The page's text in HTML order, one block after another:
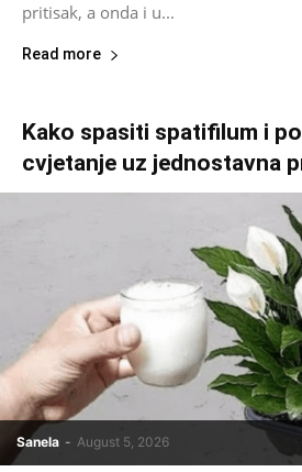
pritisak, a onda i u...
Read more
Kako spasiti spatifilum i
cvjetanje uz jednostavna
Sanela - August 5, 2026